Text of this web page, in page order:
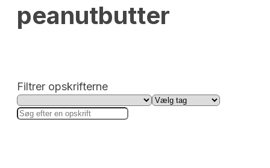
peanutbutter
Filtrer opskrifterne